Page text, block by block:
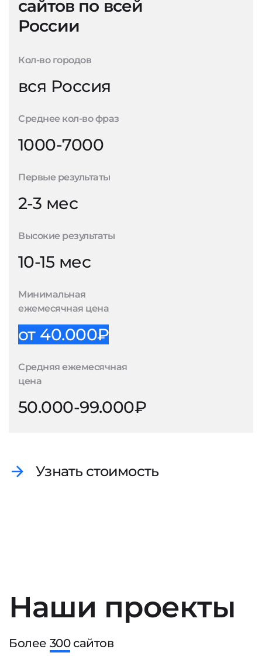
сайтов по всей
России
Кол-во городов
вся Россия
Среднее кол-во фраз
1000-7000
Первые результаты
2-3 мес
Высокие результаты
10-15 мес
Минимальная
ежемесячная цена
от 40.000₽
Средняя ежемесячная
цена
50.000-99.000₽
Узнать стоимость
Наши проекты
Более 300сайтов